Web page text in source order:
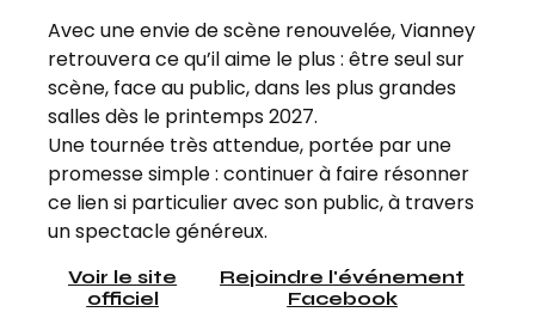
Avec une envie de scène renouvelée, Vianney
retrouvera ce qu’il aime le plus : être seul sur
scène, face au public, dans les plus grandes
salles dès le printemps 2027.
Une tournée très attendue, portée par une
promesse simple : continuer à faire résonner
ce lien si particulier avec son public, à travers
un spectacle généreux.
Voir le site
officiel
Rejoindre l'événement
Facebook